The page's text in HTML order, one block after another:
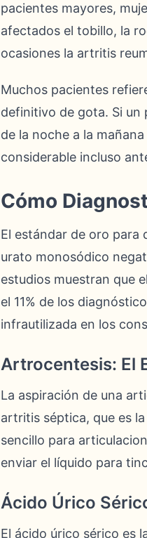
pacientes mayores,
afectados el tobillo, la
ocasiones la artritis
Muchos pacientes
definitivo de gota. Si un
de la noche a la
considerable incluso
Cómo
El estándar de oro para
urato monosódico
estudios muestran que
el 11% de los
infrautilizada en los
Artrocentesis: El
La aspiración de una
artritis séptica, que es
sencillo para
enviar el líquido para
Ácido Úrico
El ácido úrico sérico es